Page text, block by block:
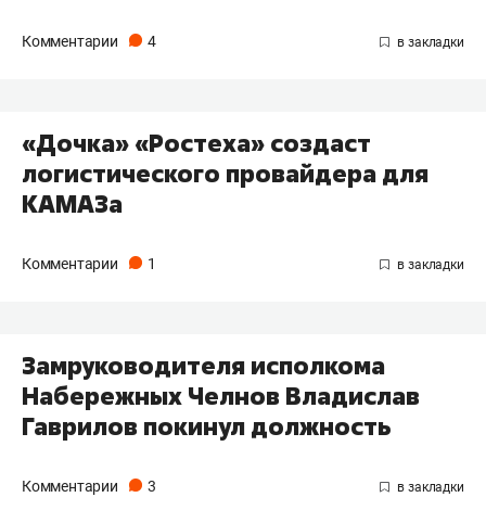
Комментарии 4
«Дочка» «Ростеха» создаст
логистического провайдера для
КАМАЗа
Комментарии 1
Замруководителя исполкома
Набережных Челнов Владислав
Гаврилов покинул должность
Комментарии 3